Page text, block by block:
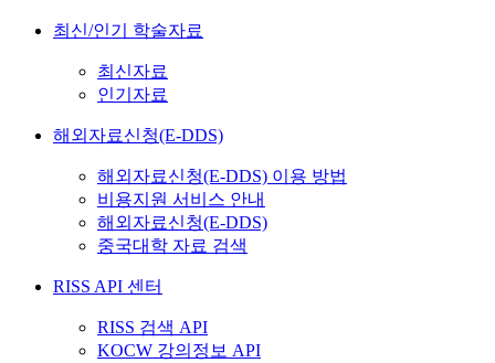
최신/인기 학술자료
최신자료
인기자료
해외자료신청(E-DDS)
해외자료신청(E-DDS) 이용 방법
비용지원 서비스 안내
해외자료신청(E-DDS)
중국대학 자료 검색
RISS API 센터
RISS 검색 API
KOCW 강의정보 API